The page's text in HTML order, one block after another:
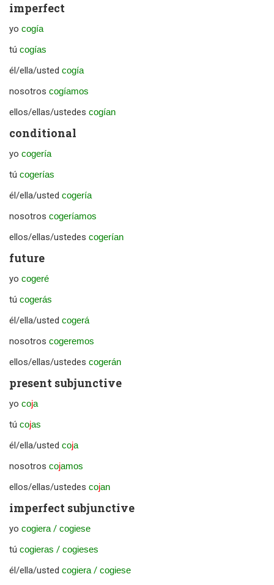
imperfect
yo cogía
tú cogías
él/ella/usted cogía
nosotros cogíamos
ellos/ellas/ustedes cogían
conditional
yo cogería
tú cogerías
él/ella/usted cogería
nosotros cogeríamos
ellos/ellas/ustedes cogerían
future
yo cogeré
tú cogerás
él/ella/usted cogerá
nosotros cogeremos
ellos/ellas/ustedes cogerán
present subjunctive
yo coja
tú cojas
él/ella/usted coja
nosotros cojamos
ellos/ellas/ustedes cojan
imperfect subjunctive
yo cogiera/ cogiese
tú cogieras / cogieses
él/ella/usted cogiera/ cogiese